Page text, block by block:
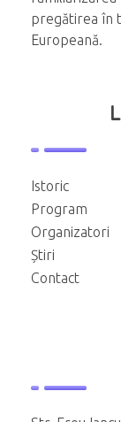
pregătirea în
Europeană.
Istoric
Program
Organizatori
Știri
Contact